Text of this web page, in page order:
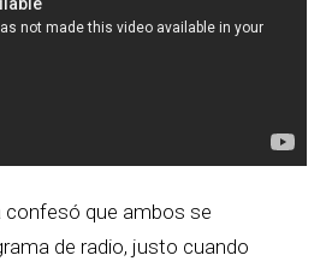
confesó que ambos se
de radio, justo cuando